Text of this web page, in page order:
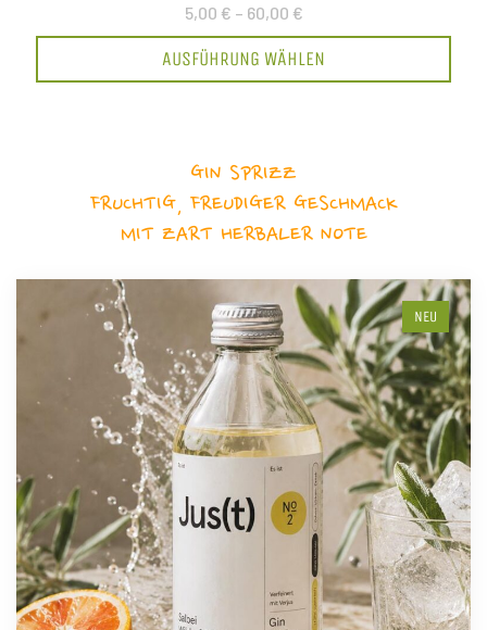
5,00 € – 60,00 €
AUSFÜHRUNG WÄHLEN
GIN SPRIZZ
FRUCHTIG, FREUDIGER GESCHMACK
MIT ZART HERBALER NOTE
NEU